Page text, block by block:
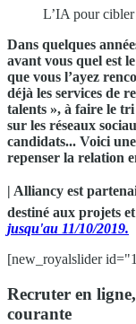
L’IA pour
Dans quelques
avant vous quel est
que vous l’ayez
déjà les services de
talents », à faire le tri
sur les réseaux
candidats... Voici
repenser la relation
| Alliancy est
destiné aux projets
jusqu'au 11/10/2019.
[new_royalslider
Recruter en
courante